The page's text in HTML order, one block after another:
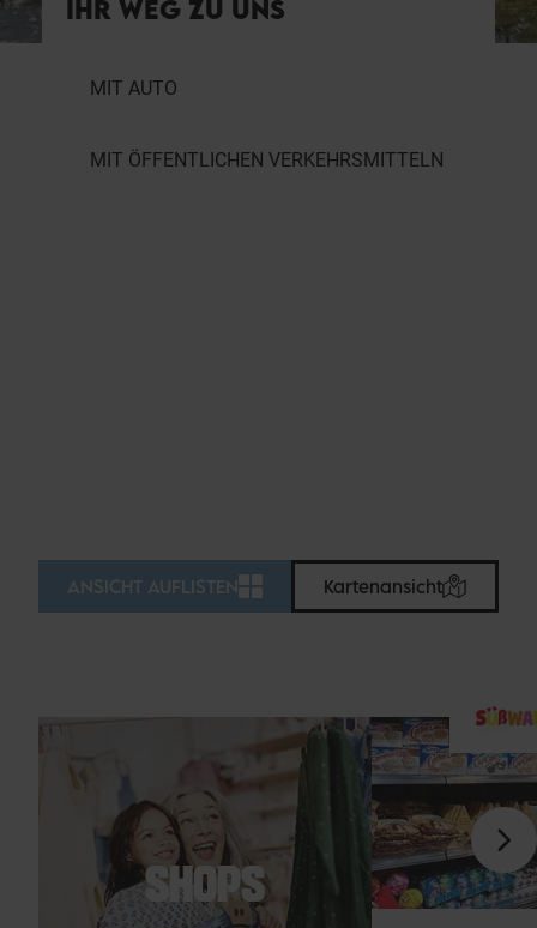
IHR WEG ZU UNS
MIT AUTO
MIT ÖFFENTLICHEN VERKEHRSMITTELN
ANSICHT AUFLISTEN Kartenansicht
SHOPS